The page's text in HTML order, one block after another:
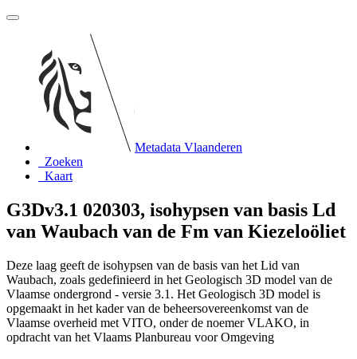
Metadata Vlaanderen
Zoeken
Kaart
G3Dv3.1 020303, isohypsen van basis Ld
van Waubach van de Fm van Kiezeloöliet
Deze laag geeft de isohypsen van de basis van het Lid van
Waubach, zoals gedefinieerd in het Geologisch 3D model van de
Vlaamse ondergrond - versie 3.1. Het Geologisch 3D model is
opgemaakt in het kader van de beheersovereenkomst van de
Vlaamse overheid met VITO, onder de noemer VLAKO, in
opdracht van het Vlaams Planbureau voor Omgeving